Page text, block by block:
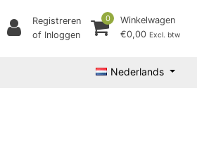
Registreren
of Inloggen
0
Winkelwagen
€0,00 Excl. btw
Nederlands